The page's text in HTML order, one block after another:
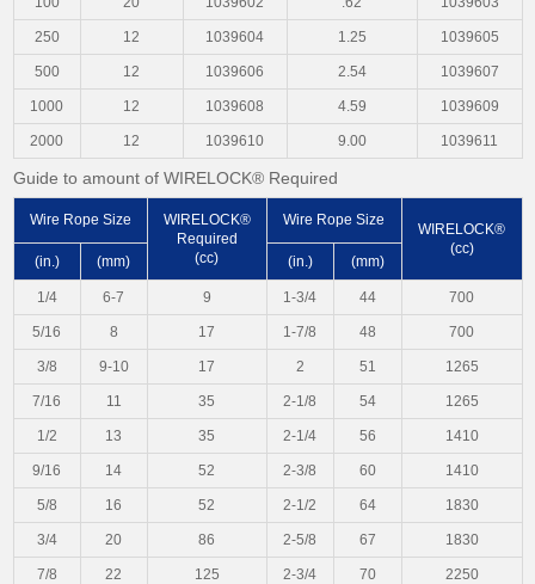
250 12 1039604 1.25 1039605
500 12 1039606 2.54 1039607
1000 12 1039608 4.59 1039609
2000 12 1039610 9.00 1039611
Guide to amount of WIRELOCK® Required
Wire Rope Size
WIRELOCK®
Required
(cc)
Wire Rope Size
WIRELOCK®
(cc)
(in.) (mm) (in.) (mm)
1/4 6-7 9 1-3/4 44 700
5/16 8 17 1-7/8 48 700
3/8 9-10 17 2 51 1265
7/16 11 35 2-1/8 54 1265
1/2 13 35 2-1/4 56 1410
9/16 14 52 2-3/8 60 1410
5/8 16 52 2-1/2 64 1830
3/4 20 86 2-5/8 67 1830
7/8 22 125 2-3/4 70 2250